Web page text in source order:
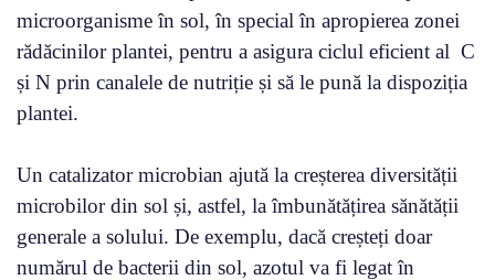
microorganisme în sol, în special în apropierea zonei
rădăcinilor plantei, pentru a asigura ciclul eficient al C
și N prin canalele de nutriție și să le pună la dispoziția
plantei.
Un catalizator microbian ajută la creșterea diversității
microbilor din sol și, astfel, la îmbunătățirea sănătății
generale a solului. De exemplu, dacă creșteți doar
numărul de bacterii din sol, azotul va fi legat în